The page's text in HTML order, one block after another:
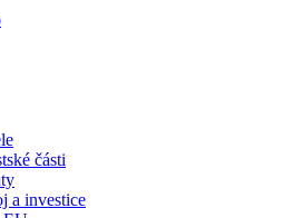
části
a investice